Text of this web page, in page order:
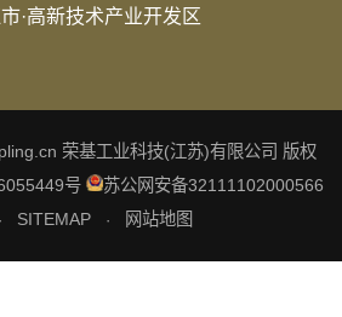
·高新技术产业开发区
荣基工业科技(江苏)有限公司 版权
号
苏公网安备32111102000566
· SITEMAP · 网站地图